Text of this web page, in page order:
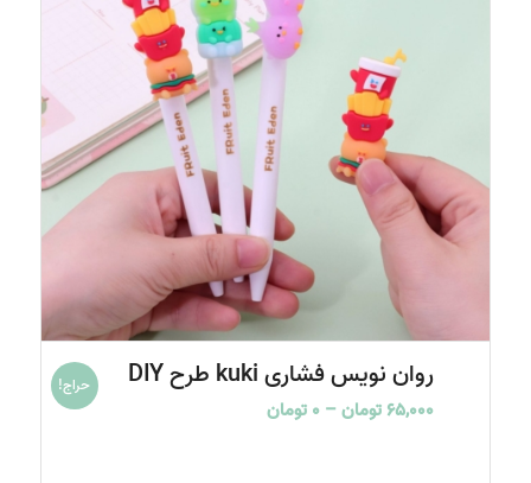
روان نویس فشاری kuki طرح DIY
۶۵,۰۰۰ تومان– ۰ تومانPrice
حراج!